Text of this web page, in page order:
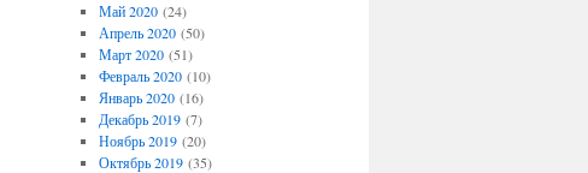
Май 2020(24)
Апрель 2020(50)
Март 2020(51)
Февраль 2020(10)
Январь 2020(16)
Декабрь 2019(7)
Ноябрь 2019(20)
Октябрь 2019(35)